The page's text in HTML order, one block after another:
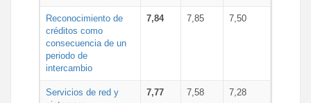
Reconocimiento de
créditos como
consecuencia de un
periodo de
intercambio
7,84 7,85 7,50
Servicios de red y
7,77 7,58 7,28